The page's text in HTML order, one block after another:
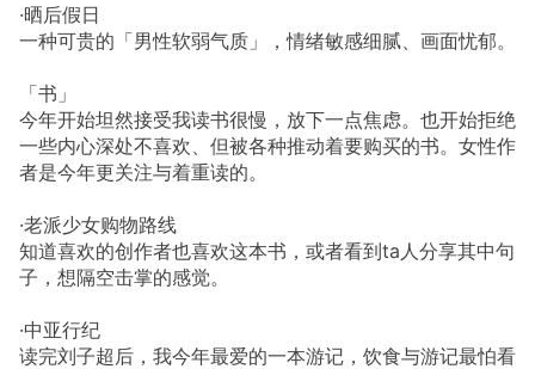
·晒后假日
一种可贵的「男性软弱气质」，情绪敏感细腻、画面忧郁。
「书」
今年开始坦然接受我读书很慢，放下一点焦虑。也开始拒绝
一些内心深处不喜欢、但被各种推动着要购买的书。女性作
者是今年更关注与着重读的。
·老派少女购物路线
知道喜欢的创作者也喜欢这本书，或者看到ta人分享其中句
子，想隔空击掌的感觉。
·中亚行纪
读完刘子超后，我今年最爱的一本游记，饮食与游记最怕看